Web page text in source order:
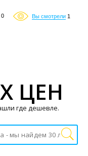
0 Вы смотрели 1
ЦЕН
где дешевле.